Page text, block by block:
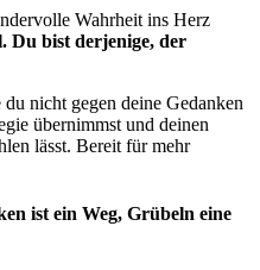
Wahrheit ins Herz
Du bist derjenige, der
nicht gegen deine Gedanken
übernimmst und deinen
lässt. Bereit für mehr
ist ein Weg, Grübeln eine